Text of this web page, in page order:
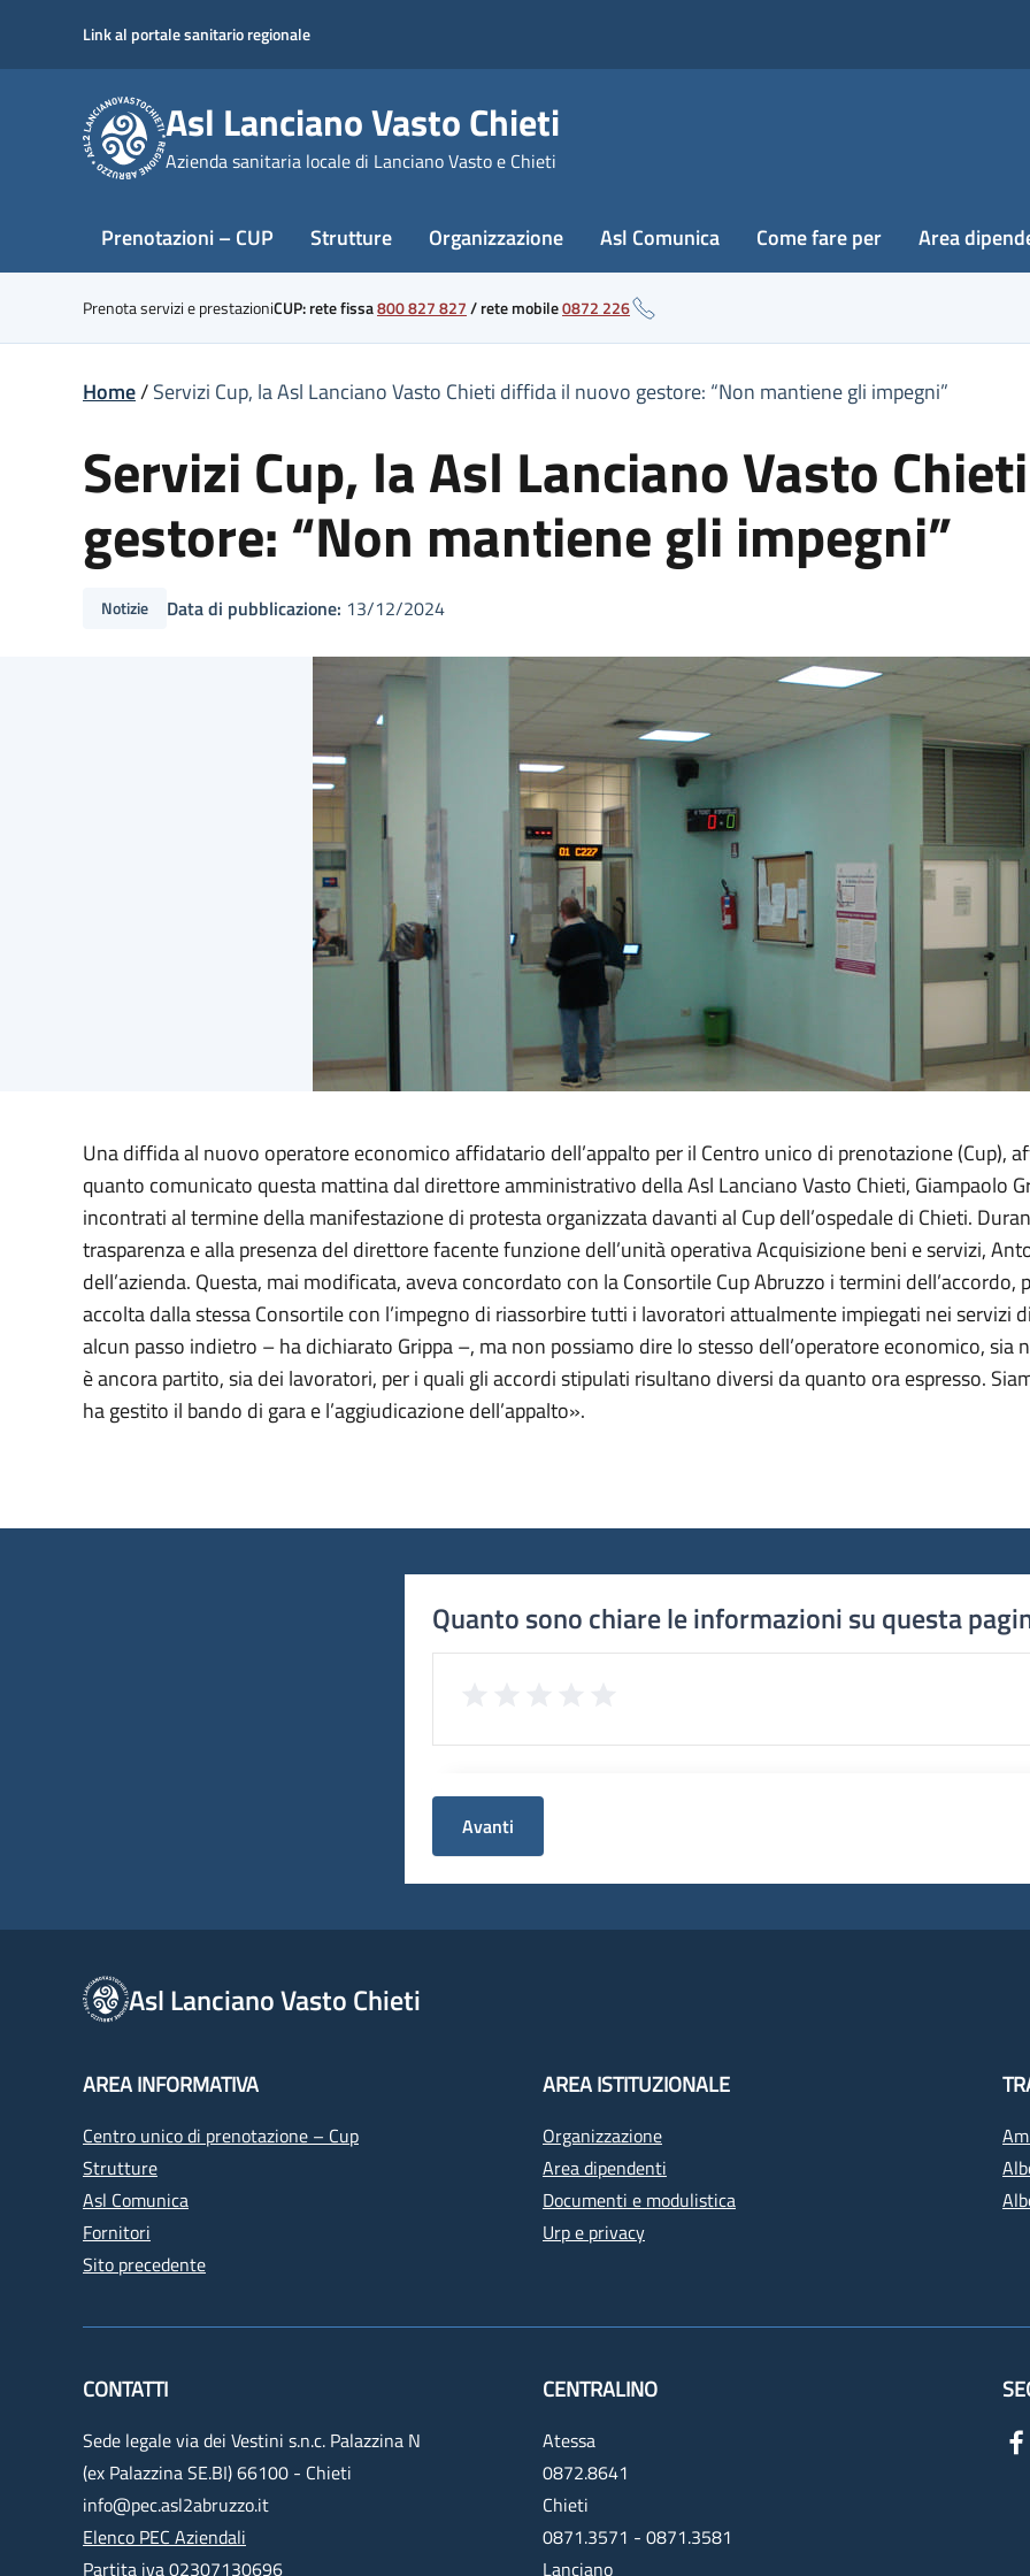
content
Link al portale sanitario regionale
Asl Lanciano Vasto Chieti
Azienda sanitaria locale di Lanciano Vasto e Chieti
Prenotazioni – CUP Strutture Organizzazione Asl Comunica Come fare per Area
Prenota servizi e prestazioniCUP: rete fissa800 827 827/rete mobile0872 226
Home/Servizi Cup, la Asl Lanciano Vasto Chieti diffida il nuovo gestore: “Non mantiene gli impegni”
Servizi Cup, la Asl Lanciano Vasto
gestore: “Non mantiene gli impegni”
Notizie Data di pubblicazione: 13/12/2024
Una diffida al nuovo operatore economico affidatario dell’appalto per il Centro unico di prenotazione (Cup),
quanto comunicato questa mattina dal direttore amministrativo della Asl Lanciano Vasto Chieti, Giampaolo
incontrati al termine della manifestazione di protesta organizzata davanti al Cup dell’ospedale di Chieti.
trasparenza e alla presenza del direttore facente funzione dell’unità operativa Acquisizione beni e servizi,
dell’azienda. Questa, mai modificata, aveva concordato con la Consortile Cup Abruzzo i termini
accolta dalla stessa Consortile con l’impegno di riassorbire tutti i lavoratori attualmente impiegati nei servizi
alcun passo indietro – ha dichiarato Grippa –, ma non possiamo dire lo stesso dell’operatore economico, sia
è ancora partito, sia dei lavoratori, per i quali gli accordi stipulati risultano diversi da quanto ora espresso.
ha gestito il bando di gara e l’aggiudicazione dell’appalto».
Quanto sono chiare le informazioni su questa
Avanti
Asl Lanciano Vasto Chieti
AREA INFORMATIVA
Centro unico di prenotazione – Cup
Strutture
Asl Comunica
Fornitori
Sito precedente
AREA ISTITUZIONALE
Organizzazione
Area dipendenti
Documenti e modulistica
Urp e privacy
CONTATTI
Sede legale via dei Vestini s.n.c. Palazzina N
(ex Palazzina SE.BI) 66100 - Chieti
info@pec.asl2abruzzo.it
Elenco PEC Aziendali
Partita iva 02307130696
CENTRALINO
Atessa
0872.8641
Chieti
0871.3571 - 0871.3581
Lanciano